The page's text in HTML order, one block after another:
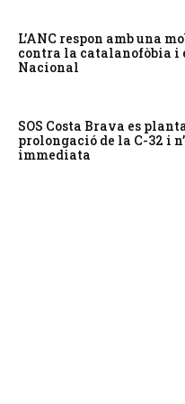
L’ANC respon amb una
contra la catalanofòbia i
Nacional
SOS Costa Brava es
prolongació de la C-32 i
immediata